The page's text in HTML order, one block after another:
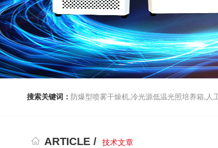
搜索关键词： 防爆型喷雾干燥机,冷光源低温光照培养箱,人
ARTICLE / 技术文章